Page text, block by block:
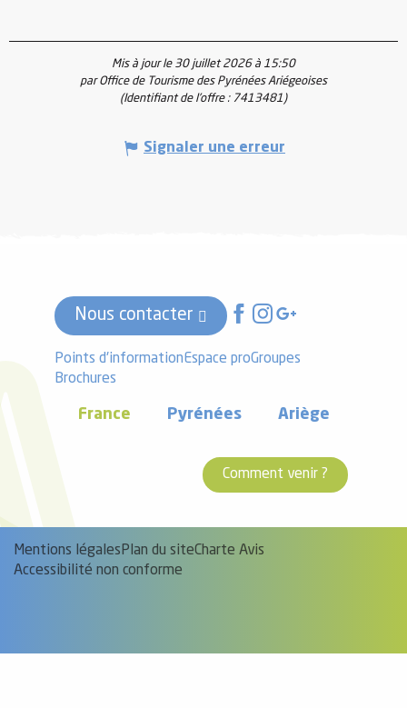
Mis à jour le 30 juillet 2026 à 15:50
par Office de Tourisme des Pyrénées Ariégeoises
(Identifiant de l'offre : 7413481 )
Signaler une erreur
Nous contacter
Points d'informationEspace proGroupes
Brochures
France Pyrénées Ariège
Comment venir ?
Mentions légalesPlan du siteCharte Avis
Accessibilité non conforme